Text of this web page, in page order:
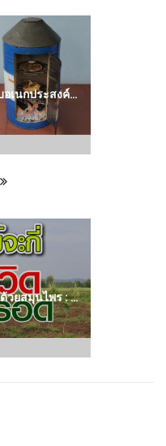
(คลิป) DIY วิธีทำเตาอบอเนกประสงค์ อบพิซซ่า ไก่ หมู เนื้อ มัน – ไอเดียทำเอง จากปูนซีเมนต์ : วีดีโอ เกษตร
(คลิป) สร้างลูกน้องป่า ด้วยสมุนไพร : วีดีโอ เกษตร